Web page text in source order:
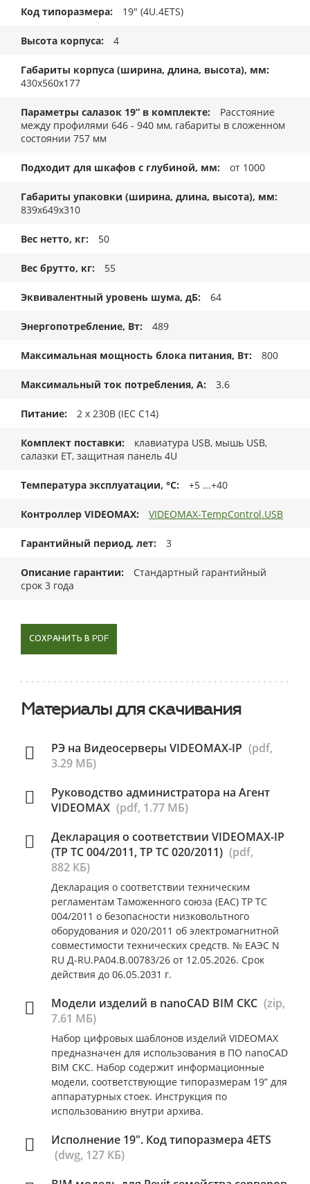
Код типоразмера 19" (4U.4ETS)
Высота корпуса 4
Габариты корпуса (ширина, длина, высота), мм
430x560x177
Параметры салазок 19” в комплекте
Расстояние
между профилями 646 - 940 мм, габариты в сложенном
состоянии 757 мм
Подходит для шкафов с глубиной, мм от 1000
Габариты упаковки (ширина, длина, высота), мм
839x649x310
Вес нетто, кг 50
Вес брутто, кг 55
Эквивалентный уровень шума, дБ 64
Энергопотребление, Вт 489
Максимальная мощность блока питания, Вт 800
Максимальный ток потребления, А 3.6
Питание 2 x 230В (IEC C14)
Комплект поставки
клавиатура USB, мышь USB,
салазки ET, защитная панель 4U
Температура эксплуатации, °C +5 ...+40
Контроллер VIDEOMAX VIDEOMAX-TempControl.USB
Гарантийный период, лет 3
Описание гарантии
Стандартный гарантийный
срок 3 года
СОХРАНИТЬ В PDF
Материалы для скачивания
РЭ на Видеосерверы VIDEOMAX-IP (pdf,
3.29 МБ)
Руководство администратора на Агент
VIDEOMAX (pdf, 1.77 МБ)
Декларация о соответствии VIDEOMAX-IP
(ТР ТС 004/2011, ТР ТС 020/2011) (pdf,
882 КБ)
Декларация о соответствии техническим
регламентам Таможенного союза (ЕАС) ТР ТС
004/2011 о безопасности низковольтного
оборудования и 020/2011 об электромагнитной
совместимости технических средств. № ЕАЭС N
RU Д-RU.РА04.В.00783/26 от 12.05.2026. Срок
действия до 06.05.2031 г.
Модели изделий в nanoCAD BIM СКС (zip,
7.61 МБ)
Набор цифровых шаблонов изделий VIDEOMAX
предназначен для использования в ПО nanoCAD
BIM СКС. Набор содержит информационные
модели, соответствующие типоразмерам 19” для
аппаратурных стоек. Инструкция по
использованию внутри архива.
Исполнение 19". Код типоразмера 4ETS
(dwg, 127 КБ)